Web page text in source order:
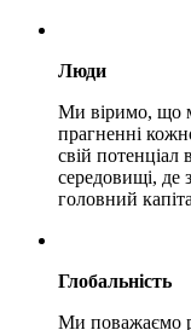
Люди
Ми віримо, що
прагненні
свій
середовищі, де
головний
Глобальність
Ми поважаємо